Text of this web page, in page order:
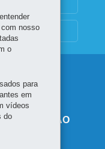
EDUCAÇÃO
nosso
o
para
em
vídeos
do